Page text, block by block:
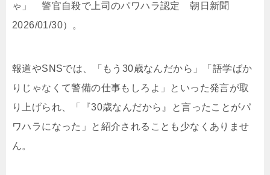
ゃ」 警官自殺で上司のパワハラ認定 朝日新聞
2026/01/30）。
報道やSNSでは、「もう30歳なんだから」「語学ばか
りじゃなくて警備の仕事もしろよ」といった発言が取
り上げられ、「『30歳なんだから』と言ったことがパ
ワハラになった」と紹介されることも少なくありませ
ん。